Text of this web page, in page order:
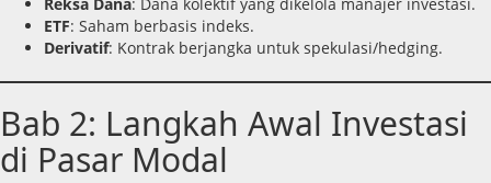
ETF: Saham berbasis indeks.
Derivatif: Kontrak berjangka untuk spekulasi/hedging.
Bab 2: Langkah Awal Investasi
di Pasar Modal